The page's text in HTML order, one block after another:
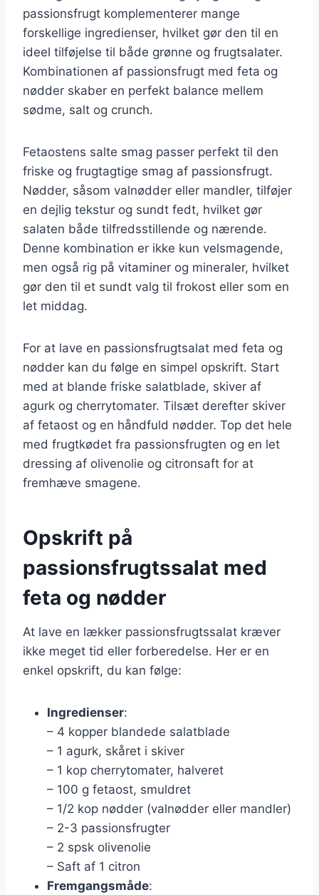
passionsfrugt komplementerer mange
forskellige ingredienser, hvilket gør den til en
ideel tilføjelse til både grønne og frugtsalater.
Kombinationen af passionsfrugt med feta og
nødder skaber en perfekt balance mellem
sødme, salt og crunch.
Fetaostens salte smag passer perfekt til den
friske og frugtagtige smag af passionsfrugt.
Nødder, såsom valnødder eller mandler, tilføjer
en dejlig tekstur og sundt fedt, hvilket gør
salaten både tilfredsstillende og nærende.
Denne kombination er ikke kun velsmagende,
men også rig på vitaminer og mineraler, hvilket
gør den til et sundt valg til frokost eller som en
let middag.
For at lave en passionsfrugtsalat med feta og
nødder kan du følge en simpel opskrift. Start
med at blande friske salatblade, skiver af
agurk og cherrytomater. Tilsæt derefter skiver
af fetaost og en håndfuld nødder. Top det hele
med frugtkødet fra passionsfrugten og en let
dressing af olivenolie og citronsaft for at
fremhæve smagene.
Opskrift på
passionsfrugtssalat med
feta og nødder
At lave en lækker passionsfrugtssalat kræver
ikke meget tid eller forberedelse. Her er en
enkel opskrift, du kan følge:
Ingredienser:
– 4 kopper blandede salatblade
– 1 agurk, skåret i skiver
– 1 kop cherrytomater, halveret
– 100 g fetaost, smuldret
– 1/2 kop nødder (valnødder eller mandler)
– 2-3 passionsfrugter
– 2 spsk olivenolie
– Saft af 1 citron
Fremgangsmåde: